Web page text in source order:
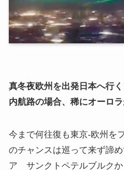
真冬夜欧州を出発日本へ行
内航路の場合、稀にオーロラ
今まで何往復も東京-欧州を
のチャンスは巡って来ず諦
ア サンクトペテルブルクか